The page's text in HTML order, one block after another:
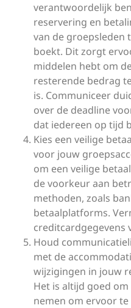
verantwoordelijk
reservering en
van de groepsleden
boekt. Dit zorgt
middelen hebt om
resterende bedrag
is. Communiceer
over de deadline
dat iedereen op tijd
Kies een veilige
voor jouw
om een veilige
de voorkeur aan
methoden, zoals
betaalplatforms.
creditcardgegevens
Houd
met de
wijzigingen in jouw
Het is altijd goed
nemen om ervoor